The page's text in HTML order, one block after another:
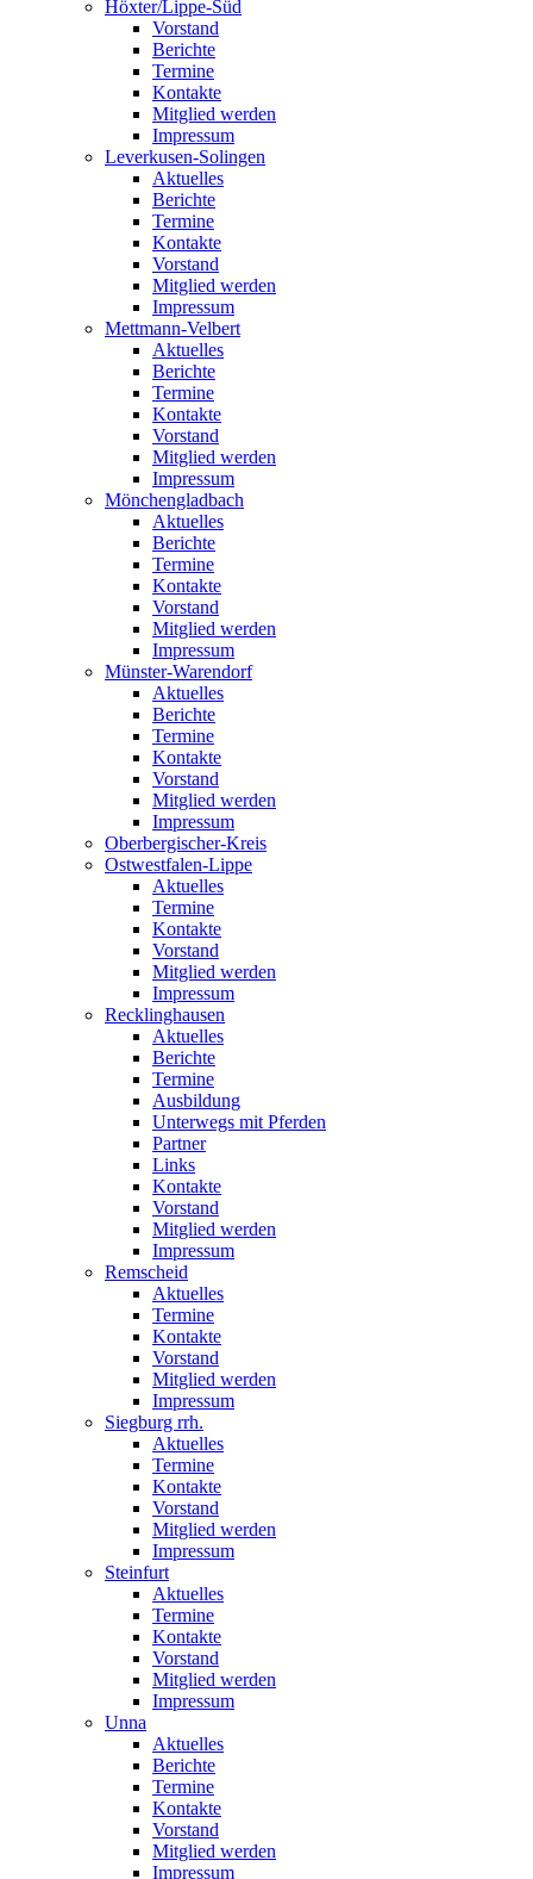
Höxter/Lippe-Süd
Vorstand
Berichte
Termine
Kontakte
Mitglied werden
Impressum
Leverkusen-Solingen
Aktuelles
Berichte
Termine
Kontakte
Vorstand
Mitglied werden
Impressum
Mettmann-Velbert
Aktuelles
Berichte
Termine
Kontakte
Vorstand
Mitglied werden
Impressum
Mönchengladbach
Aktuelles
Berichte
Termine
Kontakte
Vorstand
Mitglied werden
Impressum
Münster-Warendorf
Aktuelles
Berichte
Termine
Kontakte
Vorstand
Mitglied werden
Impressum
Oberbergischer-Kreis
Ostwestfalen-Lippe
Aktuelles
Termine
Kontakte
Vorstand
Mitglied werden
Impressum
Recklinghausen
Aktuelles
Berichte
Termine
Ausbildung
Unterwegs mit Pferden
Partner
Links
Kontakte
Vorstand
Mitglied werden
Impressum
Remscheid
Aktuelles
Termine
Kontakte
Vorstand
Mitglied werden
Impressum
Siegburg rrh.
Aktuelles
Termine
Kontakte
Vorstand
Mitglied werden
Impressum
Steinfurt
Aktuelles
Termine
Kontakte
Vorstand
Mitglied werden
Impressum
Unna
Aktuelles
Berichte
Termine
Kontakte
Vorstand
Mitglied werden
Impressum